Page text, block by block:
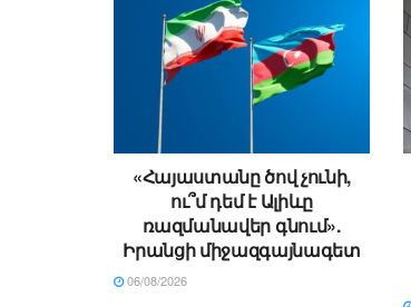
«Հայաստանը ծով չունի,
ու՞մ դեմ է Ալիևը
ռազմանավեր գնում».
Իրանցի միջազգայնագետ
06/08/2026